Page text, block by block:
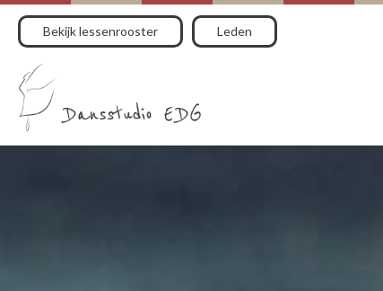
Bekijk lessenrooster Leden